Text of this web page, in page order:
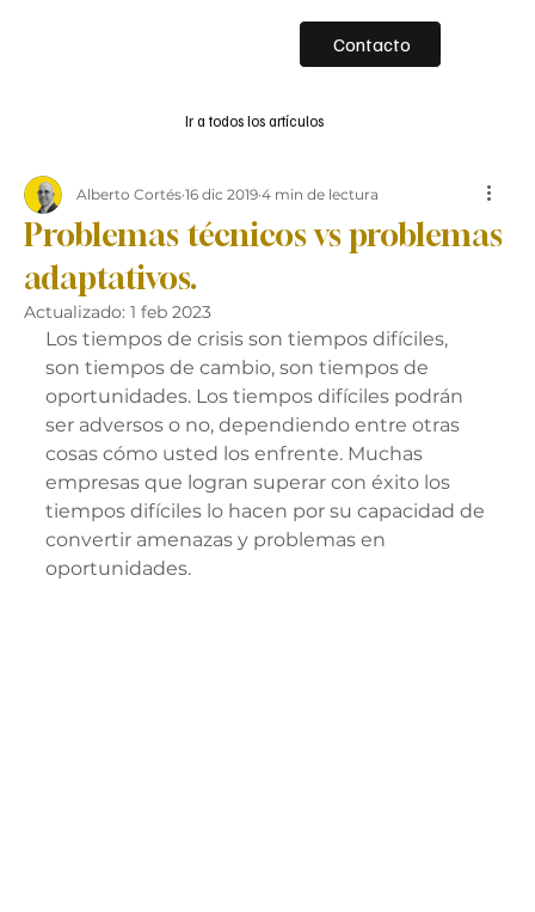
Contacto
Ir a todos los artículos
Problemas técnicos vs problemas
adaptativos.
Alberto Cortés 16 dic 2019 4 min de lectura
Actualizado: 1 feb 2023
Los tiempos de crisis son tiempos difíciles,
son tiempos de cambio, son tiempos de
oportunidades. Los tiempos difíciles podrán
ser adversos o no, dependiendo entre otras
cosas cómo usted los enfrente. Muchas
empresas que logran superar con éxito los
tiempos difíciles lo hacen por su capacidad de
convertir amenazas y problemas en
oportunidades.